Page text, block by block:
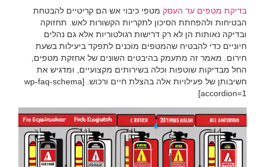
בדיקת מטפים עד העסק מטפי כיבוי אש הם קריטיים להבטחת
הבטיחות ולהפחתת הסיכון לתקריות הקשורות לאש. תחזוקה
ובדיקה נאותות הן לא רק דרישות רגולטוריות אלא גם נהלים
חיוניים כדי להבטיח שהמטפים מוכנים לתפקד ביעילות בשעת
חירום. מאמר זה מתעמק בהיבטים השונים של אחזקת מטפים,
החל מבדיקות שוטפות וכלה בשירותים מקצועיים, ומדגיש את
חשיבותן של פעילויות אלה בהצלת חיים ורכוש. [wp-faq-schema
accordion=1]